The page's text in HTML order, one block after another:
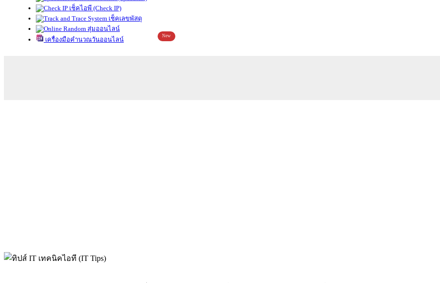
เช็คไอพี (Check IP)
เช็คเลขพัสดุ
สุ่มออนไลน์
เครื่องมือคำนวณวันออนไลน์
New